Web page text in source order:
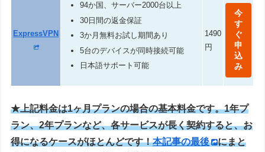
ExpressVPN
94か国、サーバー2000台以上
30日間の返金保証
3か月無料お試し期間あり
5台のデバイスが同時接続可能
日本語サポート可能
1490
円
今
す
ぐ
申
込
み
★上記料金は1ヶ月プランの場合の基本料金です。1年プ
ラン、2年プランなど、各サービスが長く契約すると、お
得になるケースがほとんどです！本記事の最後
にまと